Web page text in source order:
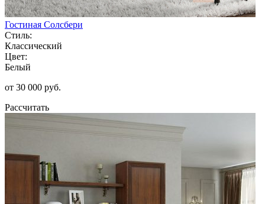
Гостиная Солсбери
Стиль:
Классический
Цвет:
Белый
от 30 000 руб.
Рассчитать